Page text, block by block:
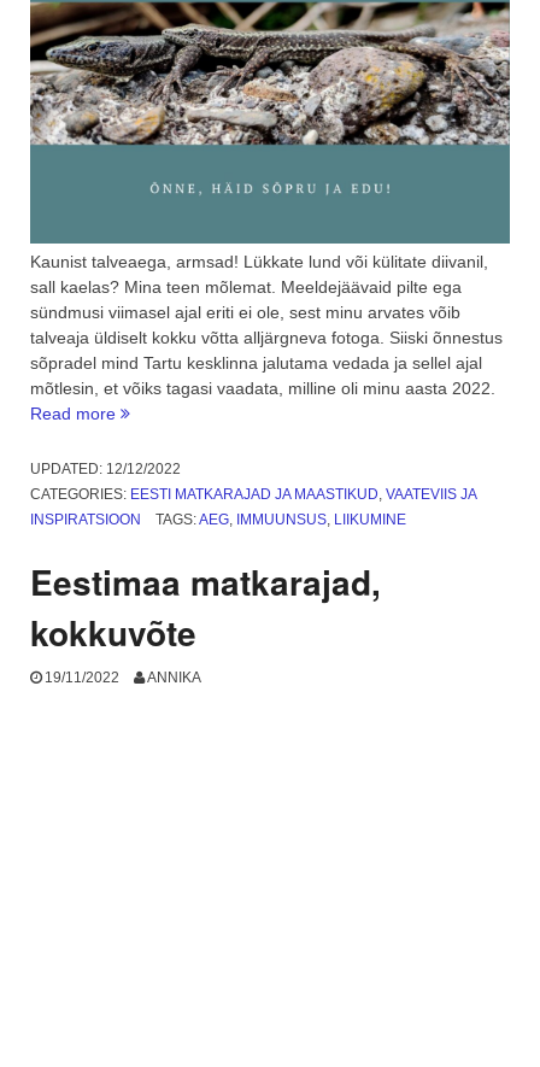
Kaunist talveaega, armsad! Lükkate lund või külitate diivanil,
sall kaelas? Mina teen mõlemat. Meeldejäävaid pilte ega
sündmusi viimasel ajal eriti ei ole, sest minu arvates võib
talveaja üldiselt kokku võtta alljärgneva fotoga. Siiski õnnestus
sõpradel mind Tartu kesklinna jalutama vedada ja sellel ajal
mõtlesin, et võiks tagasi vaadata, milline oli minu aasta 2022.
Read more “Talvine
ja
tagasivaade
aastale”
UPDATED: 12/12/2022
CATEGORIES: EESTI MATKARAJAD JA MAASTIKUD VAATEVIIS JA
INSPIRATSIOON
TAGS:AEG, IMMUUNSUS, LIIKUMINE
Eestimaa matkarajad,
kokkuvõte
19/11/2022 ANNIKA